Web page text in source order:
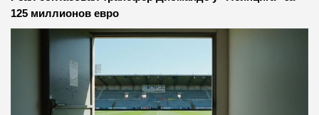
125 миллионов евро